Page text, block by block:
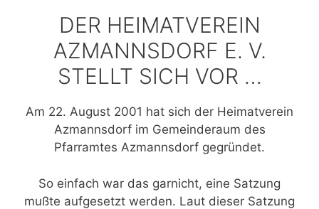
DER HEIMATVEREIN
AZMANNSDORF E. V.
STELLT SICH VOR …
Am 22. August 2001 hat sich der Heimatverein
Azmannsdorf im Gemeinderaum des
Pfarramtes Azmannsdorf gegründet.
So einfach war das garnicht, eine Satzung
mußte aufgesetzt werden. Laut dieser Satzung